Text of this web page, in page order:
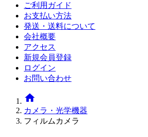
ご利用ガイド
お支払い方法
発送・送料について
会社概要
アクセス
新規会員登録
ログイン
お問い合わせ
home
カメラ・光学機器
フィルムカメラ